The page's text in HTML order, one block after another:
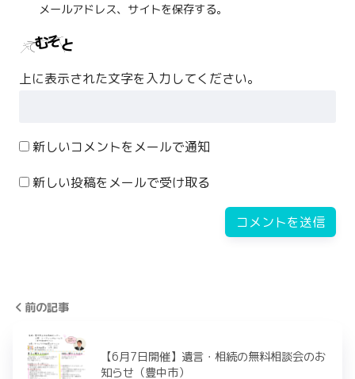
メールアドレス、サイトを保存する。
上に表示された文字を入力してください。
新しいコメントをメールで通知
新しい投稿をメールで受け取る
前の記事
【6月7日開催】遺言・相続の無料相談会のお
知らせ（豊中市）